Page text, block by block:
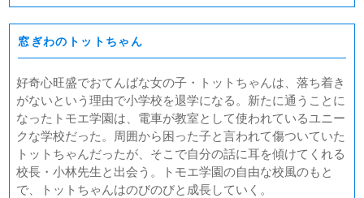
窓ぎわのトットちゃん
好奇心旺盛でおてんばな女の子・トットちゃんは、落ち着き
がないという理由で小学校を退学になる。新たに通うことに
なったトモエ学園は、電車が教室として使われているユニー
クな学校だった。周囲から困った子と言われて傷ついていた
トットちゃんだったが、そこで自分の話に耳を傾けてくれる
校長・小林先生と出会う。トモエ学園の自由な校風のもと
で、トットちゃんはのびのびと成長していく。